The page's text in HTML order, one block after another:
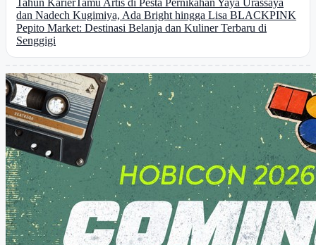
Tahun KarierTamu Artis di Pesta Pernikahan Yaya Urassaya
dan Nadech Kugimiya, Ada Bright hingga Lisa BLACKPINK
Pepito Market: Destinasi Belanja dan Kuliner Terbaru di
Senggigi